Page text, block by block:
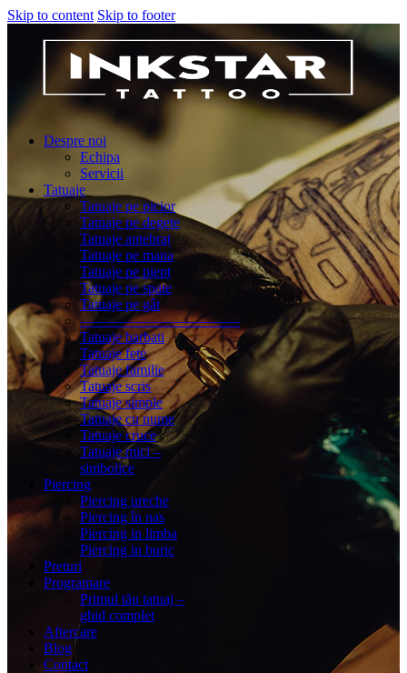
Skip to content Skip to footer
Despre noi
Echipa
Servicii
Tatuaje
Tatuaje pe picior
Tatuaje pe degete
Tatuaje antebraț
Tatuaje pe mana
Tatuaje pe piept
Tatuaje pe spate
Tatuaje pe gât
———————————
Tatuaje barbati
Tatuaje fete
Tatuaje familie
Tatuaje scris
Tatuaje simple
Tatuaje cu nume
Tatuaje cruce
Tatuaje mici –
simbolice
Piercing
Piercing ureche
Piercing în nas
Piercing in limba
Piercing in buric
Preturi
Programare
Primul tău tatuaj –
ghid complet
Aftercare
Blog
Contact